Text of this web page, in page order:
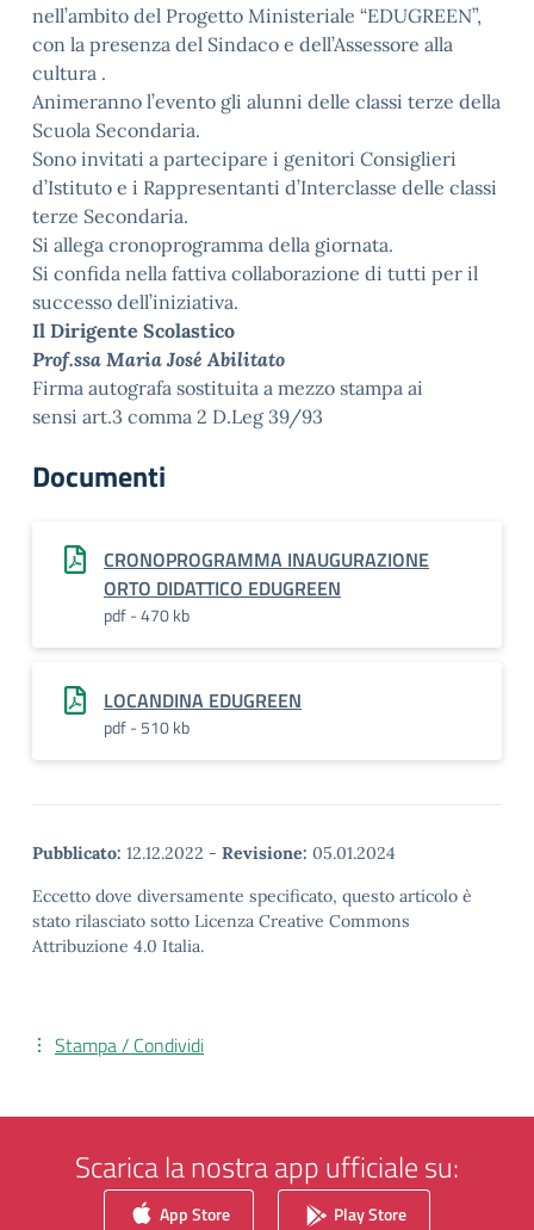
nell’ambito del Progetto Ministeriale “EDUGREEN”,
con la presenza del Sindaco e dell’Assessore alla
cultura .
Animeranno l’evento gli alunni delle classi terze della
Scuola Secondaria.
Sono invitati a partecipare i genitori Consiglieri
d’Istituto e i Rappresentanti d’Interclasse delle classi
terze Secondaria.
Si allega cronoprogramma della giornata.
Si confida nella fattiva collaborazione di tutti per il
successo dell’iniziativa.
Il Dirigente Scolastico
Prof.ssa Maria José Abilitato
Firma autografa sostituita a mezzo stampa ai
sensi art.3 comma 2 D.Leg 39/93
Documenti
CRONOPROGRAMMA INAUGURAZIONE
ORTO DIDATTICO EDUGREEN
pdf - 470 kb
LOCANDINA EDUGREEN
pdf - 510 kb
Pubblicato: 12.12.2022 - Revisione: 05.01.2024
Eccetto dove diversamente specificato, questo articolo è
stato rilasciato sotto Licenza Creative Commons
Attribuzione 4.0 Italia.
Stampa / Condividi
Scarica la nostra app ufficiale su:
App Store Play Store